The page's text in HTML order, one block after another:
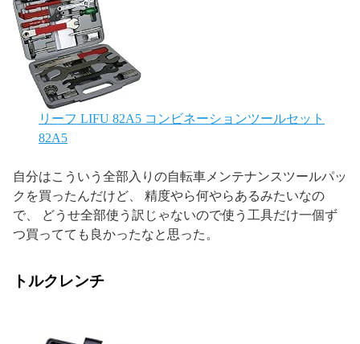
リーフ LIFU 82A5 コンビネーションツールセット
82A5
自分はこういう全部入りの自転車メンテナンスツールパッ
クを買ったんだけど、 精度やら何やらあるみたいなの
で、 どうせ全部使う訳じゃないので使う工具だけ一個ず
つ買ってても良かったなと思った。
トルクレンチ